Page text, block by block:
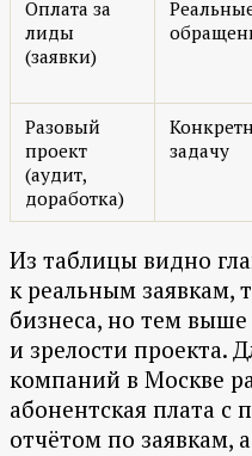
Оплата за
лиды
(заявки)
Разовый
проект
(аудит,
доработка)
задачу
Из таблицы видно
к реальным заявкам,
бизнеса, но тем
и зрелости проекта.
компаний в Москве
абонентская плата
отчётом по заявкам,